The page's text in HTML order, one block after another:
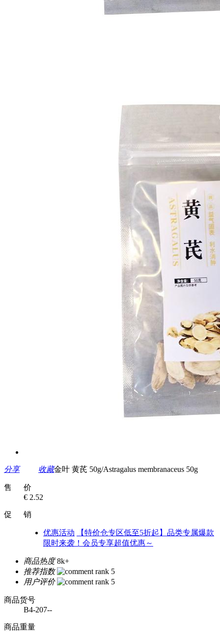
分享 收藏金叶 黄芪 50g/Astragalus membranaceus 50g
售 价
€ 2.52
促 销
优惠活动
【特价仓专区低至5折起】品类专属爆款
限时来袭！会员专享超值优惠～
商品热度 8k+
推荐指数
用户评价
商品货号
B4-207--
商品重量